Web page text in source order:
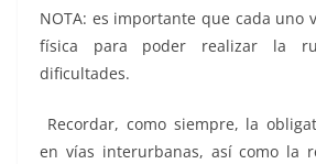
NOTA: es importante que cada uno
física para poder realizar la
dificultades.
Recordar, como siempre, la
en vías interurbanas, así como la